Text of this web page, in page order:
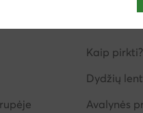
Kaip pirkti?
Dydžių
Avalynės